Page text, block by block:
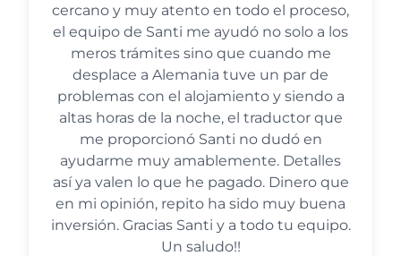
cercano y muy atento en todo el proceso,
el equipo de Santi me ayudó no solo a los
meros trámites sino que cuando me
desplace a Alemania tuve un par de
problemas con el alojamiento y siendo a
altas horas de la noche, el traductor que
me proporcionó Santi no dudó en
ayudarme muy amablemente. Detalles
así ya valen lo que he pagado. Dinero que
en mi opinión, repito ha sido muy buena
inversión. Gracias Santi y a todo tu equipo.
Un saludo!!